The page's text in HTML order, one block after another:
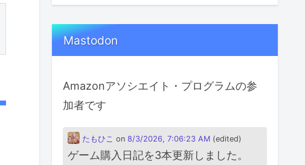
Mastodon
Amazonアソシエイト・プログラムの参
加者です
たもひこ on 8/3/2026, 7:06:23 AM (edited)
ゲーム購入日記を3本更新しました。